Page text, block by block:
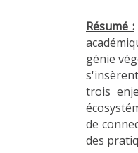
Résumé :
génie
trois
de
des